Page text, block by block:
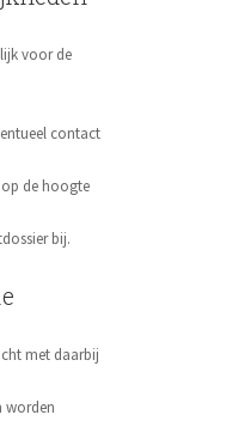
voor de
contact
de hoogte
bij.
met daarbij
worden